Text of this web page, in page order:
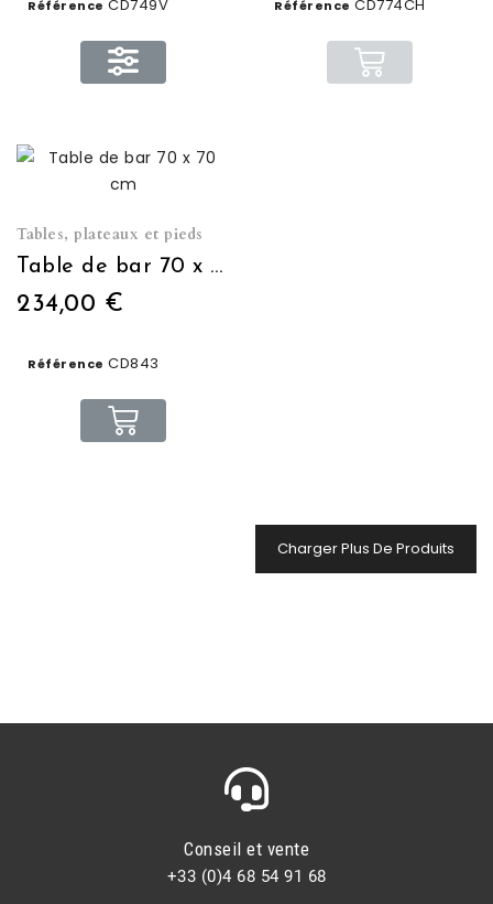
Référence CD749V Référence CD774CH
Tables, plateaux et pieds
Table de bar 70 x 70 cm
234,00 €
Référence CD843
Charger Plus De Produits
Conseil et vente
+33 (0)4 68 54 91 68